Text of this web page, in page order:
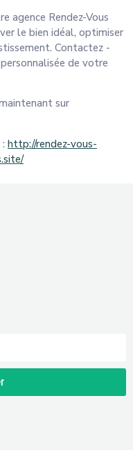
agence Rendez-Vous
le bien idéal, optimiser
Contactez -
de votre
sur
http://rendez-vous-